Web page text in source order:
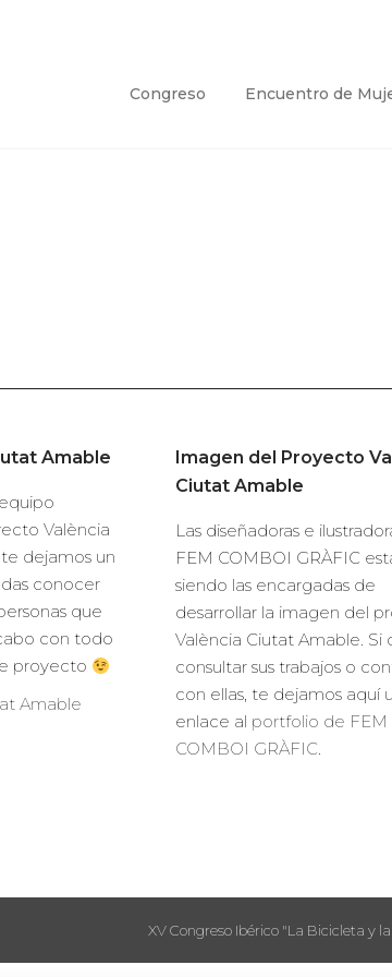
Congreso Encuentro de
Amable
València
dejamos un
conocer
que
con todo
proyecto
Amable
Imagen del Proyecto
Ciutat Amable
Las diseñadoras e
FEM COMBOI GRÀFIC
siendo las encargadas de
desarrollar la imagen del
València Ciutat Amable. Si
consultar sus trabajos o
con ellas, te dejamos aquí
enlace al portfolio de FEM
COMBOI GRÀFIC.
XV Congreso Ibérico "La Bicicleta y